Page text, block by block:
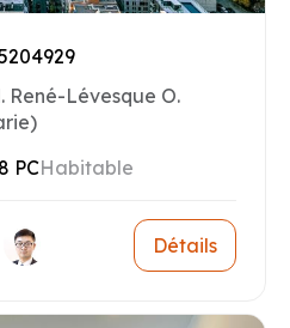
René-Lévesque O.
PCHabitable
Détails